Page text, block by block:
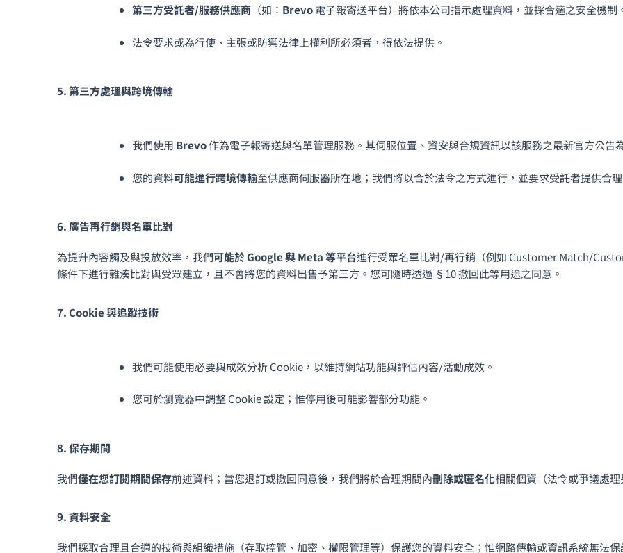
第三方受託者/服務供應商（如： Brevo電子報寄送平台）將依本公司指示處理資料，並採合適之安全機制
法令要求或為行使、主張或防禦法律上權利所必須者，得依法提供。
5. 第三方處理與跨境傳輸
我們使用 Brevo作為電子報寄送與名單管理服務。其伺服位置、資安與合規資訊以該服務之最新官方公告
您的資料可能進行跨境傳輸至供應商伺服器所在地；我們將以合於法令之方式進行，並要求受託者提供合理
6. 廣告再行銷與名單比對
為提升內容觸及與投放效率，我們可能於 Google 與 Meta 等平台進行受眾名單比對/再行銷（例如 Customer Match/
條件下進行雜湊比對與受眾建立，且不會將您的資料出售予第三方。您可隨時透過 §10 撤回此等用途之同意。
7. Cookie 與追蹤技術
我們可能使用必要與成效分析 Cookie，以維持網站功能與評估內容/活動成效。
您可於瀏覽器中調整 Cookie 設定；惟停用後可能影響部分功能。
8. 保存期間
我們僅在您訂閱期間保存前述資料；當您退訂或撤回同意後，我們將於合理期間內刪除或匿名化相關個資（法令或爭議處
9. 資料安全
我們採取合理且合適的技術與組織措施（存取控管、加密、權限管理等）保護您的資料安全；惟網路傳輸或資訊系統無法保